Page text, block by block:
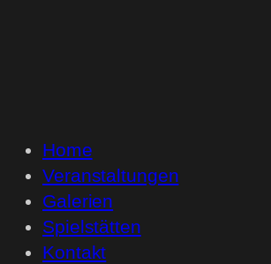
Home
Veranstaltungen
Galerien
Spielstätten
Kontakt